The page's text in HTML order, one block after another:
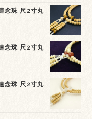
念珠 尺2寸丸
念珠 尺2寸丸
念珠 尺2寸丸